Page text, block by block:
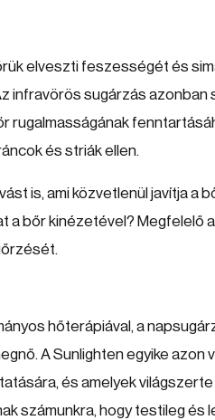
elveszti feszességét és
infravörös sugárzás azonban
és striák ellen.
is, ami közvetlenül javítja a
a bőr kinézetével? Megfelelő
hőterápiával, a
A Sunlighten egyike azon
és amelyek
számunkra, hogy testileg és